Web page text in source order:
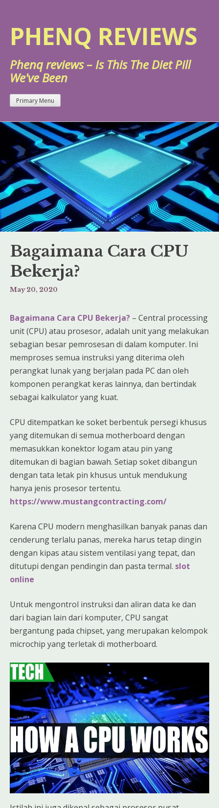
content
PHENQ REVIEWS
Phenq reviews – Is This The Diet Pill
We've Been
Primary Menu
Bagaimana Cara CPU
Bekerja?
May 20, 2020
Bagaimana Cara CPU Bekerja? – Central processing
unit (CPU) atau prosesor, adalah unit yang melakukan
sebagian besar pemrosesan di dalam komputer. Ini
memproses semua instruksi yang diterima oleh
perangkat lunak yang berjalan pada PC dan oleh
komponen perangkat keras lainnya, dan bertindak
sebagai kalkulator yang kuat.
CPU ditempatkan ke soket berbentuk persegi khusus
yang ditemukan di semua motherboard dengan
memasukkan konektor logam atau pin yang
ditemukan di bagian bawah. Setiap soket dibangun
dengan tata letak pin khusus untuk mendukung
hanya jenis prosesor tertentu.
https://www.mustangcontracting.com/
Karena CPU modern menghasilkan banyak panas dan
cenderung terlalu panas, mereka harus tetap dingin
dengan kipas atau sistem ventilasi yang tepat, dan
ditutupi dengan pendingin dan pasta termal. slot
online
Untuk mengontrol instruksi dan aliran data ke dan
dari bagian lain dari komputer, CPU sangat
bergantung pada chipset, yang merupakan kelompok
microchip yang terletak di motherboard.